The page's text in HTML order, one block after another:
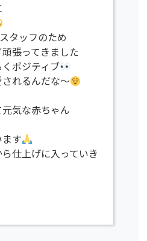
タッフのため
張ってきました
ポジティブ
れるんだな～
気な赤ちゃん
す
仕上げに入っていき